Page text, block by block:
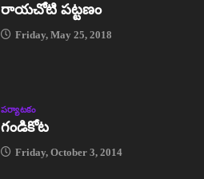
రాయచోటి పట్టణం
Friday, May 25, 2018
పర్యాటకం
గండికోట
Friday, October 3, 2014